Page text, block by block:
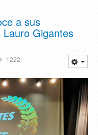
a sus
Gigantes
1222